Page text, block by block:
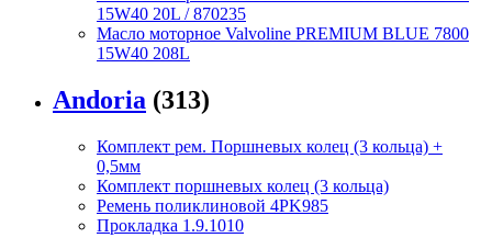
15W40 20L / 870235
Масло моторное Valvoline PREMIUM BLUE 7800
15W40 208L
Andoria (313)
Комплект рем. Поршневых колец (3 кольца) +
0,5мм
Комплект поршневых колец (3 кольца)
Ремень поликлиновой 4PK985
Прокладка 1.9.1010